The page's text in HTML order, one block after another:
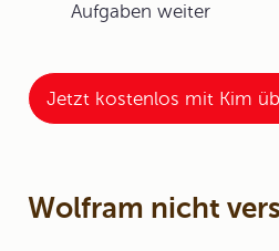
Aufgaben weiter
Jetzt kostenlos mit Kim
Wolfram nicht